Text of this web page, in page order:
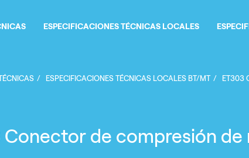
ESPECIFICACIONES TÉCNICAS LOCALES
Sobrescribir
ESPECIFICACIONES TÉCNICAS LOCALES BT/MT ET303
Conector de compresión de